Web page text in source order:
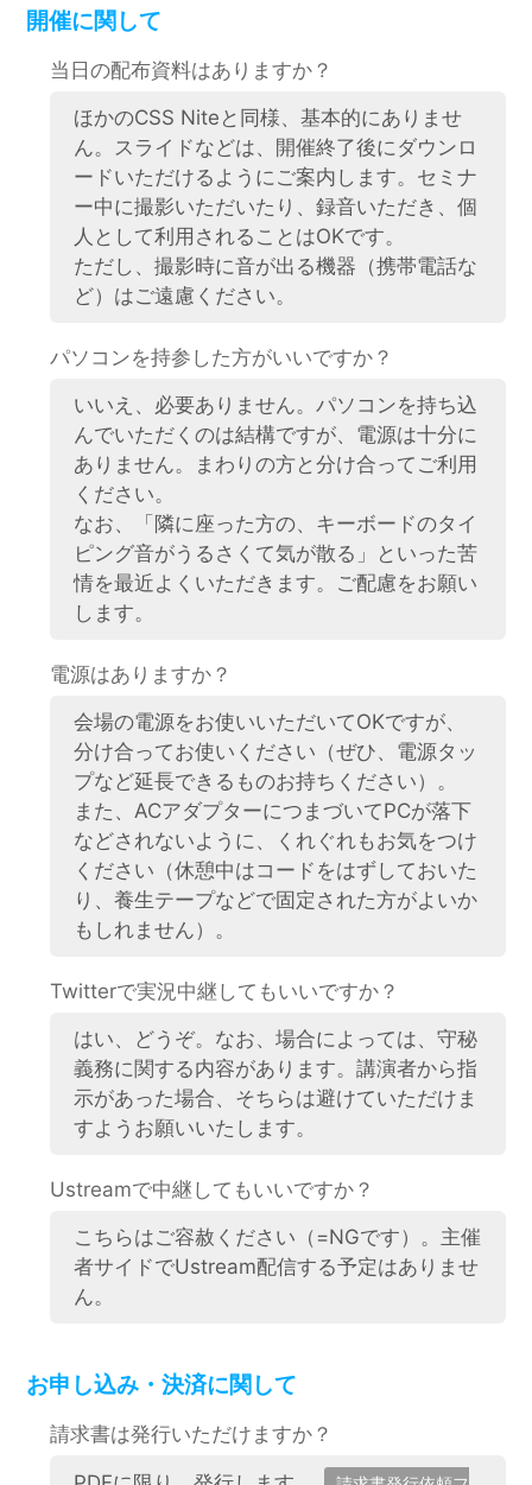
開催に関して
当日の配布資料はありますか？
ほかのCSS Niteと同様、基本的にありませ
ん。スライドなどは、開催終了後にダウンロ
ードいただけるようにご案内します。セミナ
ー中に撮影いただいたり、録音いただき、個
人として利用されることはOKです。
ただし、撮影時に音が出る機器（携帯電話な
ど）はご遠慮ください。
パソコンを持参した方がいいですか？
いいえ、必要ありません。パソコンを持ち込
んでいただくのは結構ですが、電源は十分に
ありません。まわりの方と分け合ってご利用
ください。
なお、「隣に座った方の、キーボードのタイ
ピング音がうるさくて気が散る」といった苦
情を最近よくいただきます。ご配慮をお願い
します。
電源はありますか？
会場の電源をお使いいただいてOKですが、
分け合ってお使いください（ぜひ、電源タッ
プなど延長できるものお持ちください）。
また、ACアダプターにつまづいてPCが落下
などされないように、くれぐれもお気をつけ
ください（休憩中はコードをはずしておいた
り、養生テープなどで固定された方がよいか
もしれません）。
Twitterで実況中継してもいいですか？
はい、どうぞ。なお、場合によっては、守秘
義務に関する内容があります。講演者から指
示があった場合、そちらは避けていただけま
すようお願いいたします。
Ustreamで中継してもいいですか？
こちらはご容赦ください（=NGです）。主催
者サイドでUstream配信する予定はありませ
ん。
お申し込み・決済に関して
請求書は発行いただけますか？